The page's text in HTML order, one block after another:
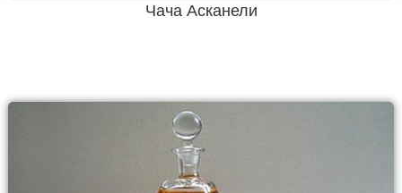
Чача Асканели